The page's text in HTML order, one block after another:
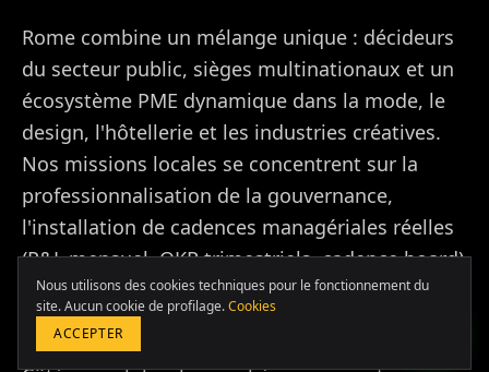
Rome combine un mélange unique : décideurs
du secteur public, sièges multinationaux et un
écosystème PME dynamique dans la mode, le
design, l'hôtellerie et les industries créatives.
Nos missions locales se concentrent sur la
professionnalisation de la gouvernance,
l'installation de cadences managériales réelles
(P&L mensuel, OKR trimestriels, cadence board)
et la reconstruction de moteurs marketing
conçus pour un monde offline.
Europa & Asia
+39 349 117 7007
LATAM & USA
+51 964 243 686
Nous utilisons des cookies techniques pour le fonctionnement du
site. Aucun cookie de profilage.Cookies
ACCEPTER